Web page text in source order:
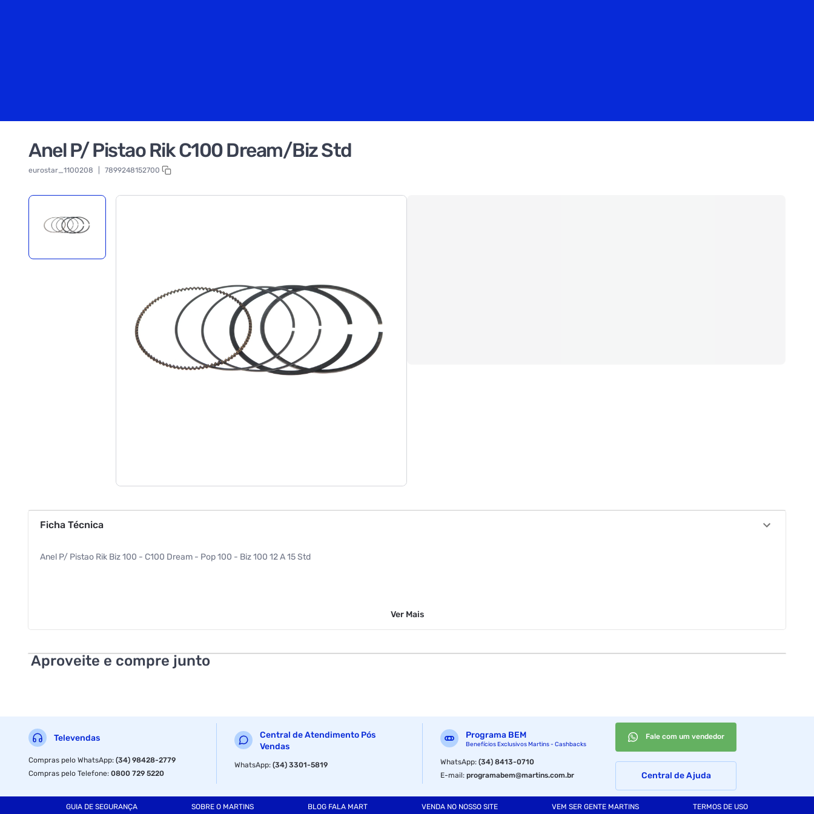
Anel P/ Pistao Rik C100 Dream/Biz Std
eurostar_1100208 7899248152700
Ficha Técnica
Anel P/ Pistao Rik Biz 100 - C100 Dream - Pop 100 - Biz 100 12 A 15 Std
Ver Mais
Aproveite e compre junto
Televendas
Compras pelo WhatsApp:(34) 98428-2779
Compras pelo Telefone:0800 729 5220
Central de Atendimento Pós
Vendas
WhatsApp:(34) 3301-5819
Programa BEM
Benefícios Exclusivos Martins - Cashbacks
WhatsApp:(34) 8413-0710
E-mail:programabem@martins.com.br
Fale com um vendedor
Central de Ajuda
GUIA DE SEGURANÇA SOBRE O MARTINS BLOG FALA MART VENDA NO NOSSO SITE VEM SER GENTE MARTINS TERMOS DE USO